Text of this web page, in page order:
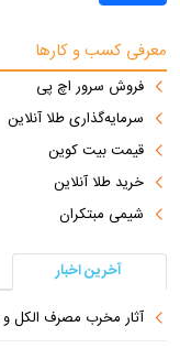
معرفی کسب و کارها
فروش سرور اچ پی
سرمایه‌گذاری طلا آنلاین
قیمت بیت کوین
خرید طلا آنلاین
شیمی مبتکران
آخرین اخبار
آثار مخرب مصرف الکل و